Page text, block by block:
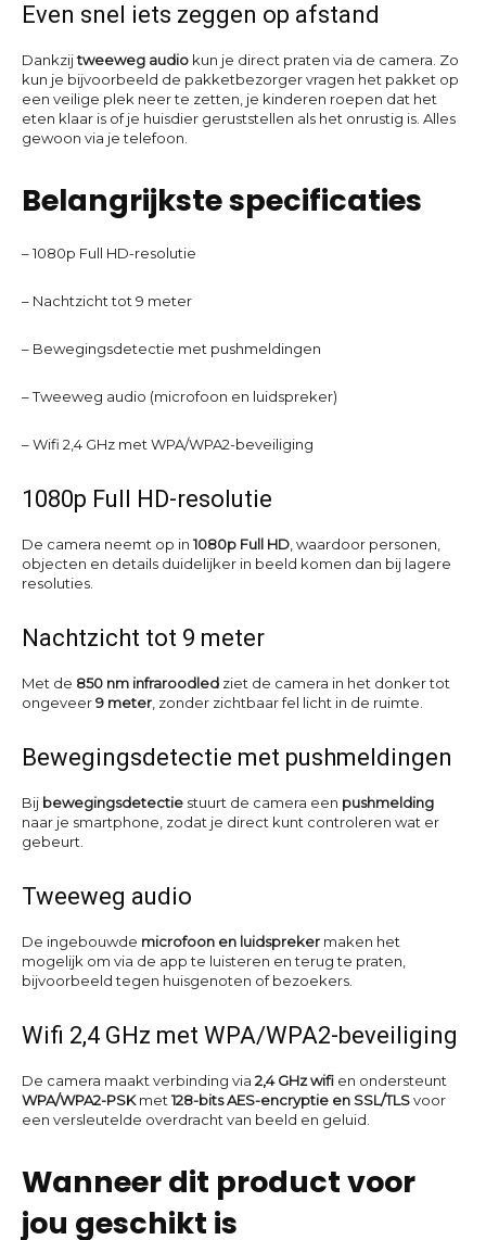
Even snel iets zeggen op afstand
Dankzijtweeweg audio kun je direct praten via de camera. Zo
kun je bijvoorbeeld de pakketbezorger vragen het pakket op
een veilige plek neer te zetten, je kinderen roepen dat het
eten klaar is of je huisdier geruststellen als het onrustig is. Alles
gewoon via je telefoon.
Belangrijkste specificaties
– 1080p Full HD-resolutie
– Nachtzicht tot 9 meter
– Bewegingsdetectie met pushmeldingen
– Tweeweg audio (microfoon en luidspreker)
– Wifi 2,4 GHz met WPA/WPA2-beveiliging
1080p Full HD-resolutie
De camera neemt op in 1080p Full HD , waardoor personen,
objecten en details duidelijker in beeld komen dan bij lagere
resoluties.
Nachtzicht tot 9 meter
Met de 850 nm infraroodled ziet de camera in het donker tot
ongeveer9 meter , zonder zichtbaar fel licht in de ruimte.
Bewegingsdetectie met pushmeldingen
Bij bewegingsdetectie stuurt de camera een pushmelding
naar je smartphone, zodat je direct kunt controleren wat er
gebeurt.
Tweeweg audio
De ingebouwde microfoon en luidspreker maken het
mogelijk om via de app te luisteren en terug te praten,
bijvoorbeeld tegen huisgenoten of bezoekers.
Wifi 2,4 GHz met WPA/WPA2-beveiliging
De camera maakt verbinding via 2,4 GHz wifi en ondersteunt
WPA/WPA2-PSKmet 128-bits AES-encryptie en SSL/TLSvoor
een versleutelde overdracht van beeld en geluid.
Wanneer dit product voor
jou geschikt is